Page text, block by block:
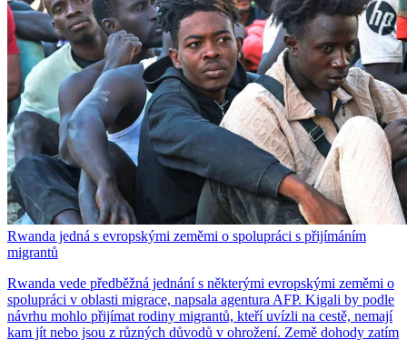
Rwanda jedná s evropskými zeměmi o spolupráci s přijímáním
migrantů
Rwanda vede předběžná jednání s některými evropskými zeměmi o
spolupráci v oblasti migrace, napsala agentura AFP. Kigali by podle
návrhu mohlo přijímat rodiny migrantů, kteří uvízli na cestě, nemají
kam jít nebo jsou z různých důvodů v ohrožení. Země dohody zatím